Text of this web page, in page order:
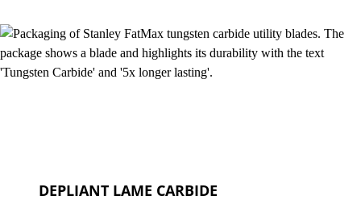
DEPLIANT LAME CARBIDE